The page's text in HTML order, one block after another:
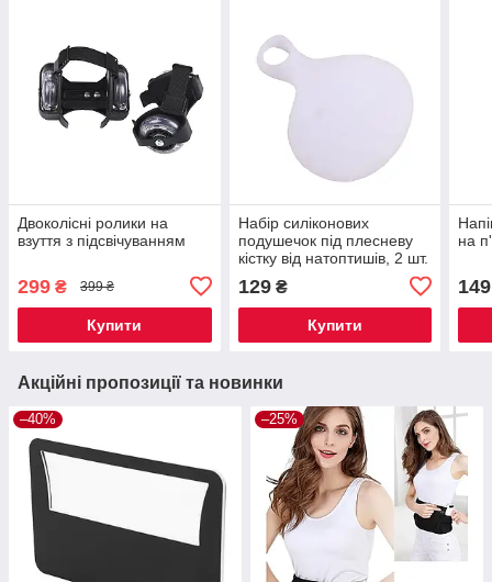
Двоколісні ролики на
взуття з підсвічуванням
299 ₴ 399 ₴
Купити
Набір силіконових
подушечок під плесневу
кістку від натоптишів, 2 шт.
129₴
Купити
на
149
Акційні пропозиції та новинки
–40% –25%